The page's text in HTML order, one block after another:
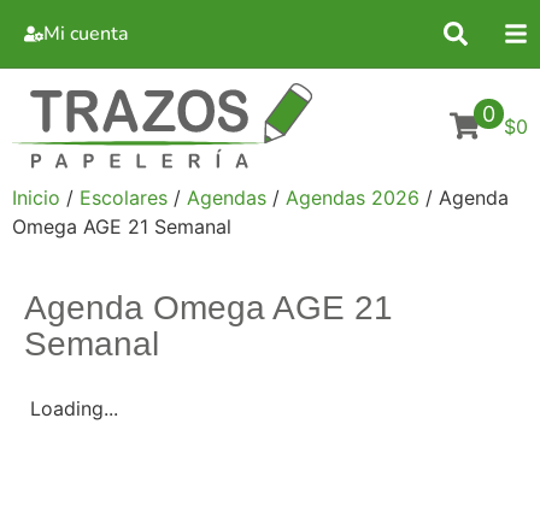
Mi cuenta
0 $0
Inicio / Escolares / Agendas / Agendas 2026 / Agenda
Omega AGE 21 Semanal
Agenda Omega AGE 21
Semanal
Loading...